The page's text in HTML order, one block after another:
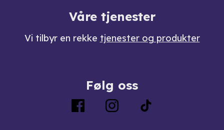
Våre tjenester
Vi tilbyr en rekke tjenester og produkter
Følg oss